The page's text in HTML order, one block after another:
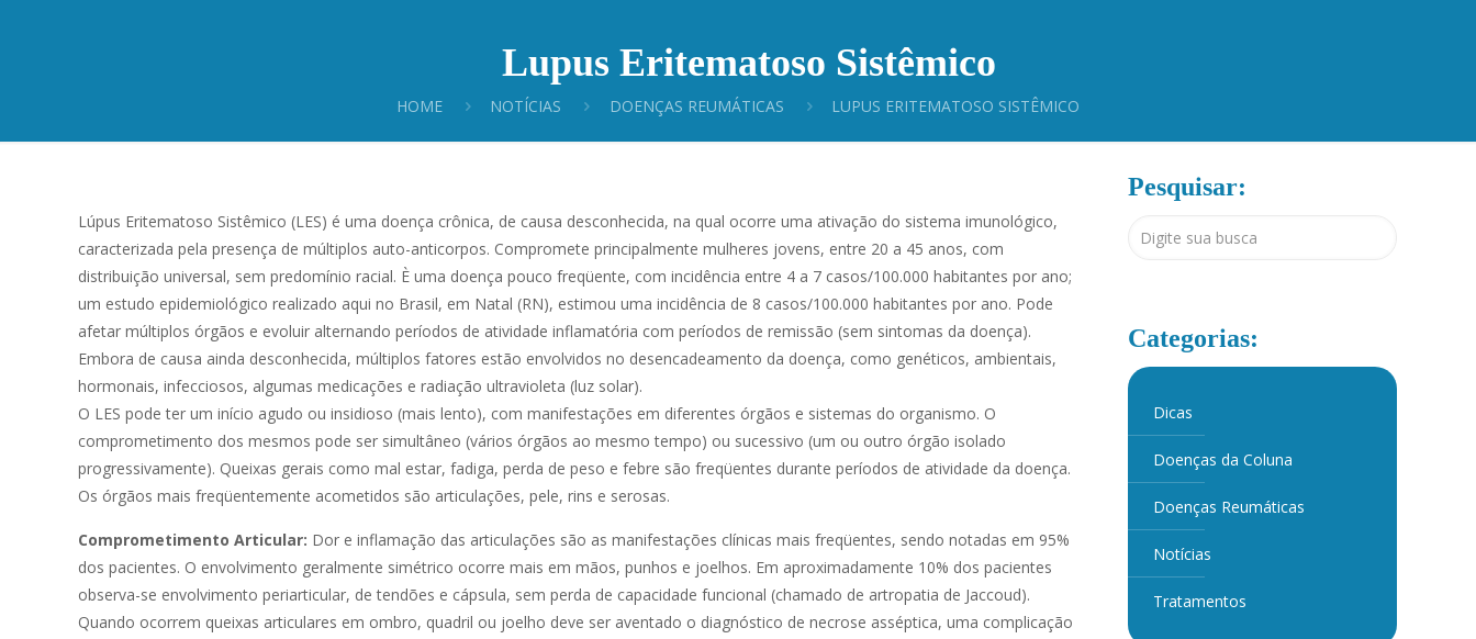
Lupus Eritematoso Sistêmico
HOME NOTÍCIAS DOENÇAS REUMÁTICAS LUPUS ERITEMATOSO SISTÊMICO
Lúpus Eritematoso Sistêmico (LES) é uma doença crônica, de causa desconhecida, na qual ocorre uma ativação do sistema imunológico,
caracterizada pela presença de múltiplos auto-anticorpos. Compromete principalmente mulheres jovens, entre 20 a 45 anos, com
distribuição universal, sem predomínio racial. È uma doença pouco freqüente, com incidência entre 4 a 7 casos/100.000 habitantes por ano;
um estudo epidemiológico realizado aqui no Brasil, em Natal (RN), estimou uma incidência de 8 casos/100.000 habitantes por ano. Pode
afetar múltiplos órgãos e evoluir alternando períodos de atividade inflamatória com períodos de remissão (sem sintomas da doença).
Embora de causa ainda desconhecida, múltiplos fatores estão envolvidos no desencadeamento da doença, como genéticos, ambientais,
hormonais, infecciosos, algumas medicações e radiação ultravioleta (luz solar).
O LES pode ter um início agudo ou insidioso (mais lento), com manifestações em diferentes órgãos e sistemas do organismo. O
comprometimento dos mesmos pode ser simultâneo (vários órgãos ao mesmo tempo) ou sucessivo (um ou outro órgão isolado
progressivamente). Queixas gerais como mal estar, fadiga, perda de peso e febre são freqüentes durante períodos de atividade da doença.
Os órgãos mais freqüentemente acometidos são articulações, pele, rins e serosas.
Comprometimento Articular: Dor e inflamação das articulações são as manifestações clínicas mais freqüentes, sendo notadas em 95%
dos pacientes. O envolvimento geralmente simétrico ocorre mais em mãos, punhos e joelhos. Em aproximadamente 10% dos pacientes
observa-se envolvimento periarticular, de tendões e cápsula, sem perda de capacidade funcional (chamado de artropatia de Jaccoud).
Quando ocorrem queixas articulares em ombro, quadril ou joelho deve ser aventado o diagnóstico de necrose asséptica, uma complicação
Pesquisar:
Categorias:
Dicas
Doenças da Coluna
Doenças Reumáticas
Notícias
Tratamentos